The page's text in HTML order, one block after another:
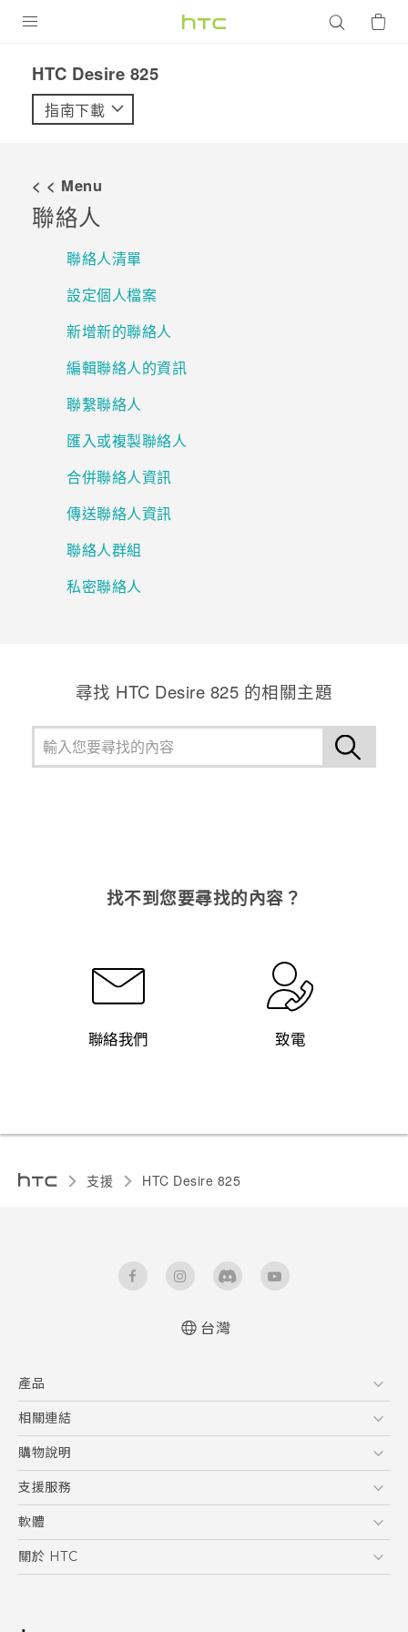
VIVE
優惠專區
焦點訊息
校園專案
銷售門市
銷售通路
支援服務
VIVELAND
HTC Desire 825‎
指南下載
< < Menu
聯絡人
聯絡人清單
設定個人檔案
新增新的聯絡人
編輯聯絡人的資訊
聯繫聯絡人
匯入或複製聯絡人
合併聯絡人資訊
傳送聯絡人資訊
聯絡人群組
私密聯絡人
尋找 HTC Desire 825 的相關主題
找不到您要尋找的內容？
聯絡我們 致電
支援 HTC Desire 825‎
台灣
產品
5G
智慧型手機
配件
相關連結
HTC Research
購物說明
購物須知
訂單管理
付款方式
支援服務
到府收送維修服務
服務中心資訊
客戶服務佈告欄
軟體
應用程式
關於 HTC